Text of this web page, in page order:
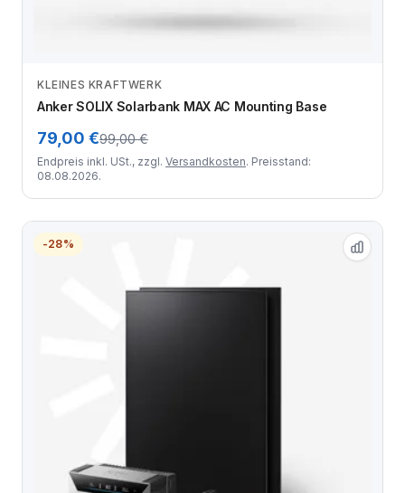
Zum Angebot
KLEINES KRAFTWERK
Anker SOLIX Solarbank MAX AC Mounting Base
79,00 €99,00 €
Endpreis inkl. USt., zzgl. Versandkosten. Preisstand:
08.08.2026.
-28%